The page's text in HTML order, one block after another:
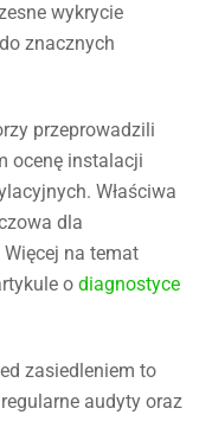
wykrycie
znacznych
przeprowadzili
ocenę instalacji
Właściwa
dla
na temat
odiagnostyce
zasiedleniem to
audyty oraz